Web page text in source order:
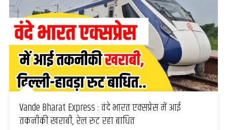
Vande Bharat Express : वंदे भारत एक्सप्रेस में आई
तकनीकी खराबी, रेल रुट रहा बाधित